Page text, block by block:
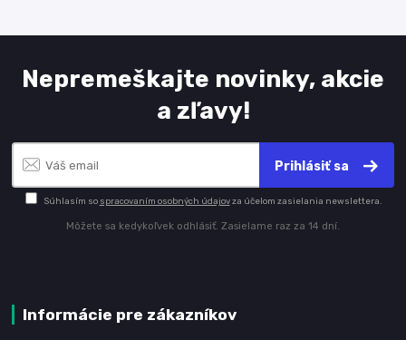
Nepremeškajte novinky, akcie
a zľavy!
Prihlásiť sa
Súhlasím so spracovaním osobných údajovza účelom zasielania newslettera.
Môžete sa kedykoľvek odhlásiť. Zasielame raz za 14 dní.
Informácie pre zákazníkov